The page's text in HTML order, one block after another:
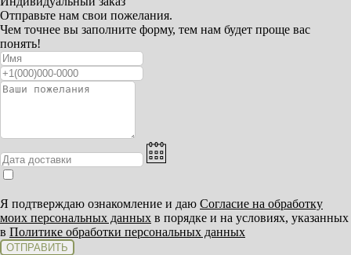
Отправьте нам свои пожелания.
Чем точнее вы заполните форму, тем нам будет проще вас
понять!
Я подтверждаю ознакомление и даю Согласие на обработку
моих персональных данных в порядке и на условиях, указанных
в Политике обработки персональных данных
ОТПРАВИТЬ